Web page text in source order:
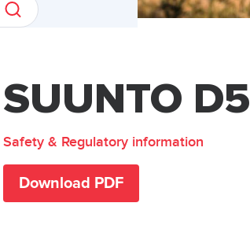
SUUNTO D5
Safety & Regulatory information
Download PDF